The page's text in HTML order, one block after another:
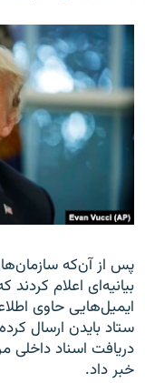
پس از آن‌که
بیانیه‌ای اعلام
ایمیل‌هایی حاوی
ستاد بایدن ارسال
دریافت اسناد داخلی
خبر داد.